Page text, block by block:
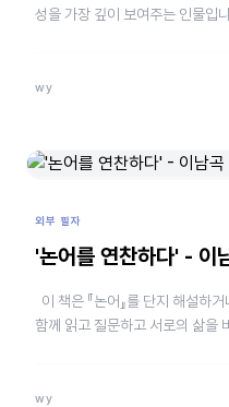
성을 가장 깊이 보여주는 인물입
wy
외부 필자
'논어를 연찬하다' - 이
이 책은 『논어』를 단지 해설하
함께 읽고 질문하고 서로의 삶을
wy